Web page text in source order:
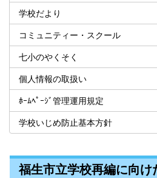
学校だより
コミュニティー・スクール
七小のやくそく
個人情報の取扱い
ﾎｰﾑﾍﾟｰｼﾞ管理運用規定
学校いじめ防止基本方針
福生市立学校再編に向け